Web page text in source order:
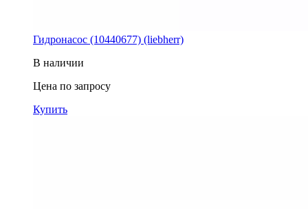
Гидронасос (10440677) (liebherr)
В наличии
Цена по запросу
Купить